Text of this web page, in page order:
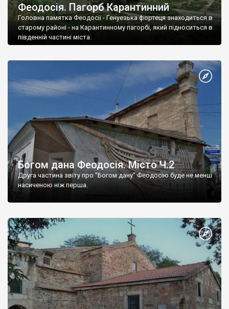
Феодосія. Пагорб Карантинний
Головна памятка Феодосії - Генуезька фортеця знаходиться в
старому районі - на Карантинному пагорбі, який підноситься в
південній частині міста.
Богом дана Феодосія. Місто Ч.2
Друга частина звіту про "Богом дану" Феодосію буде не менш
насиченою ніж перша.